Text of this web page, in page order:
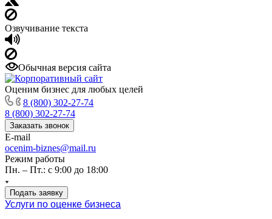
Озвучивание текста
Обычная версия сайта
Оценим бизнес для любых целей
8 (800) 302-27-74
8 (800) 302-27-74
Заказать звонок
E-mail
ocenim-biznes@mail.ru
Режим работы
Пн. – Пт.: с 9:00 до 18:00
Подать заявку
Услуги по оценке бизнеса